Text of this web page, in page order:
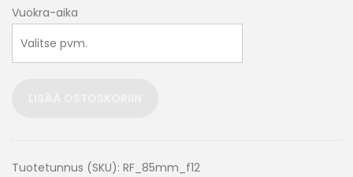
Vuokra-aika
Tuotetunnus (SKU): RF_85mm_f12